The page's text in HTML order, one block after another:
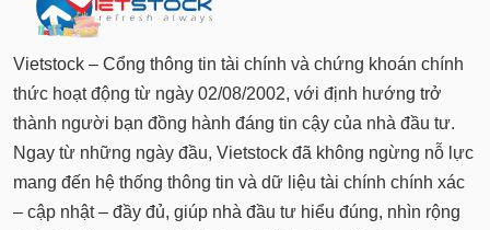
Vietstock – Cổng thông tin tài chính và chứng khoán chính
thức hoạt động từ ngày 02/08/2002, với định hướng trở
thành người bạn đồng hành đáng tin cậy của nhà đầu tư.
Ngay từ những ngày đầu, Vietstock đã không ngừng nỗ lực
mang đến hệ thống thông tin và dữ liệu tài chính chính xác
– cập nhật – đầy đủ, giúp nhà đầu tư hiểu đúng, nhìn rộng